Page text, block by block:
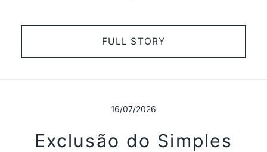
FULL STORY
16/07/2026
Exclusão do Simples